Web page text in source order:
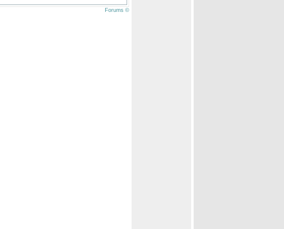
Forums ©